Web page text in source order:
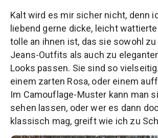
Kalt wird es mir sicher nicht, denn
liebend gerne dicke, leicht
tolle an ihnen ist, das sie sowohl
Jeans-Outfits als auch zu
Looks passen. Sie sind so
einem zarten Rosa, oder einem
Im Camouflage-Muster kann man
sehen lassen, oder wer es dann
klassisch mag, greift wie ich zu